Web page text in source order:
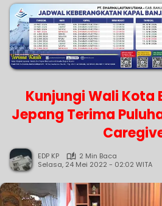
Kunjungi Wali Kota
Jepang Terima
EDP KP
2 Min Baca
Selasa, 24 Mei 2022 - 02:02 WITA